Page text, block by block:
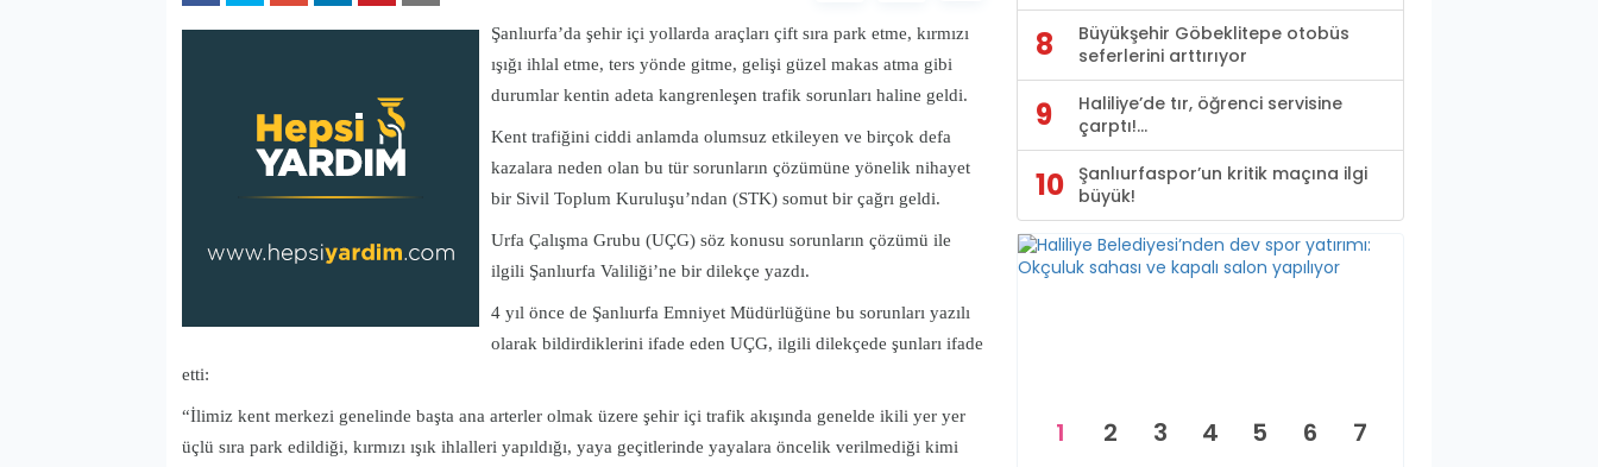
Şanlıurfa’da şehir içi yollarda araçları çift sıra park etme, kırmızı
ışığı ihlal etme, ters yönde gitme, gelişi güzel makas atma gibi
durumlar kentin adeta kangrenleşen trafik sorunları haline geldi.
Kent trafiğini ciddi anlamda olumsuz etkileyen ve birçok defa
kazalara neden olan bu tür sorunların çözümüne yönelik nihayet
bir Sivil Toplum Kuruluşu’ndan (STK) somut bir çağrı geldi.
Urfa Çalışma Grubu (UÇG) söz konusu sorunların çözümü ile
ilgili Şanlıurfa Valiliği’ne bir dilekçe yazdı.
4 yıl önce de Şanlıurfa Emniyet Müdürlüğüne bu sorunları yazılı
olarak bildirdiklerini ifade eden UÇG, ilgili dilekçede şunları ifade
etti:
“İlimiz kent merkezi genelinde başta ana arterler olmak üzere şehir içi trafik akışında genelde ikili yer yer
üçlü sıra park edildiği, kırmızı ışık ihlalleri yapıldığı, yaya geçitlerinde yayalara öncelik verilmediği kimi
8
Büyükşehir Göbeklitepe otobüs
seferlerini arttırıyor
9
Haliliye’de tır, öğrenci servisine
çarptı!...
10
Şanlıurfaspor’un kritik maçına ilgi
büyük!
1 2 3 4 5 6 7